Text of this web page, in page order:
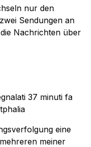
nur den
Sendungen an
Nachrichten über
37 minuti fa
eine
meiner